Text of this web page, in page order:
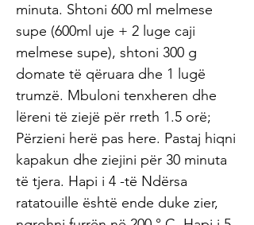
minuta. Shtoni 600 ml melmese
supe (600ml uje + 2 luge caji
melmese supe), shtoni 300 g
domate të qëruara dhe 1 lugë
trumzë. Mbuloni tenxheren dhe
lëreni të ziejë për rreth 1.5 orë;
Përzieni herë pas here. Pastaj hiqni
kapakun dhe ziejini për 30 minuta
të tjera. Hapi i 4 -të Ndërsa
ratatouille është ende duke zier,